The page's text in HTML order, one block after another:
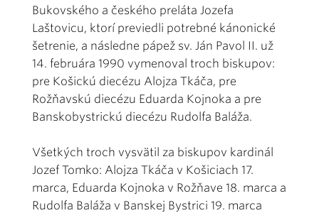
Bukovského a českého preláta Jozefa
Laštovicu, ktorí previedli potrebné kánonické
šetrenie, a následne pápež sv. Ján Pavol II. už
14. februára 1990 vymenoval troch biskupov:
pre Košickú diecézu Alojza Tkáča, pre
Rožňavskú diecézu Eduarda Kojnoka a pre
Banskobystrickú diecézu Rudolfa Baláža.
Všetkých troch vysvätil za biskupov kardinál
Jozef Tomko: Alojza Tkáča v Košiciach 17.
marca, Eduarda Kojnoka v Rožňave 18. marca a
Rudolfa Baláža v Banskej Bystrici 19. marca